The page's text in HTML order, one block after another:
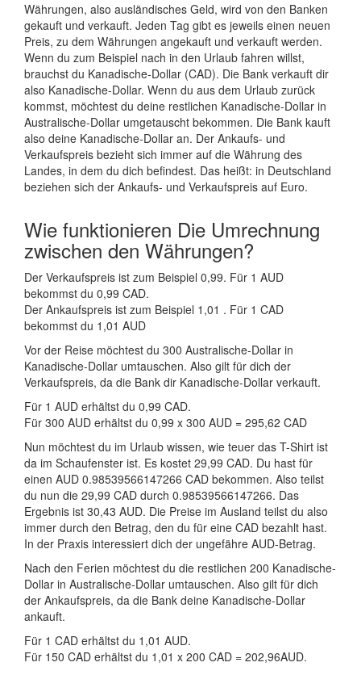
Währungen, also ausländisches Geld, wird von den Banken
gekauft und verkauft. Jeden Tag gibt es jeweils einen neuen
Preis, zu dem Währungen angekauft und verkauft werden.
Wenn du zum Beispiel nach in den Urlaub fahren willst,
brauchst du Kanadische-Dollar (CAD). Die Bank verkauft dir
also Kanadische-Dollar. Wenn du aus dem Urlaub zurück
kommst, möchtest du deine restlichen Kanadische-Dollar in
Australische-Dollar umgetauscht bekommen. Die Bank kauft
also deine Kanadische-Dollar an. Der Ankaufs- und
Verkaufspreis bezieht sich immer auf die Währung des
Landes, in dem du dich befindest. Das heißt: in Deutschland
beziehen sich der Ankaufs- und Verkaufspreis auf Euro.
Wie funktionieren Die Umrechnung
zwischen den Währungen?
Der Verkaufspreis ist zum Beispiel 0,99. Für 1 AUD
bekommst du 0,99 CAD.
Der Ankaufspreis ist zum Beispiel 1,01 . Für 1 CAD
bekommst du 1,01 AUD
Vor der Reise möchtest du 300 Australische-Dollar in
Kanadische-Dollar umtauschen. Also gilt für dich der
Verkaufspreis, da die Bank dir Kanadische-Dollar verkauft.
Für 1 AUD erhältst du 0,99 CAD.
Für 300 AUD erhältst du 0,99 x 300 AUD = 295,62 CAD
Nun möchtest du im Urlaub wissen, wie teuer das T-Shirt ist
da im Schaufenster ist. Es kostet 29,99 CAD. Du hast für
einen AUD 0.98539566147266 CAD bekommen. Also teilst
du nun die 29,99 CAD durch 0.98539566147266. Das
Ergebnis ist 30,43 AUD. Die Preise im Ausland teilst du also
immer durch den Betrag, den du für eine CAD bezahlt hast.
In der Praxis interessiert dich der ungefähre AUD-Betrag.
Nach den Ferien möchtest du die restlichen 200 Kanadische-
Dollar in Australische-Dollar umtauschen. Also gilt für dich
der Ankaufspreis, da die Bank deine Kanadische-Dollar
ankauft.
Für 1 CAD erhältst du 1,01 AUD.
Für 150 CAD erhältst du 1,01 x 200 CAD = 202,96AUD.